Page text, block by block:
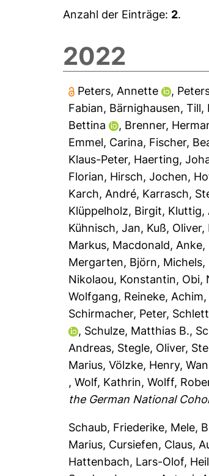
Anzahl der Einträge: 2.
2022
Peters, Annette ,
Fabian, Bärnighausen, Till,
Bettina
, Brenner,
Emmel, Carina, Fischer,
Klaus-Peter, Haerting,
Florian, Hirsch, Jochen,
Karch, André, Karrasch,
Klüppelholz, Birgit, Kluttig,
Kühnisch, Jan, Kuß, Oliver,
Markus, Macdonald, Anke,
Mergarten, Björn, Michels,
Nikolaou, Konstantin, Obi,
Wolfgang, Reineke, Achim,
Schirmacher, Peter,
, Schulze, Matthias B.,
Andreas, Stegle, Oliver,
Marius,Völzke, Henry,
,Wolf, Kathrin,Wolff,
the German National
Schaub, Friederike, Mele,
Marius, Cursiefen, Claus,
Hattenbach, Lars-Olof,